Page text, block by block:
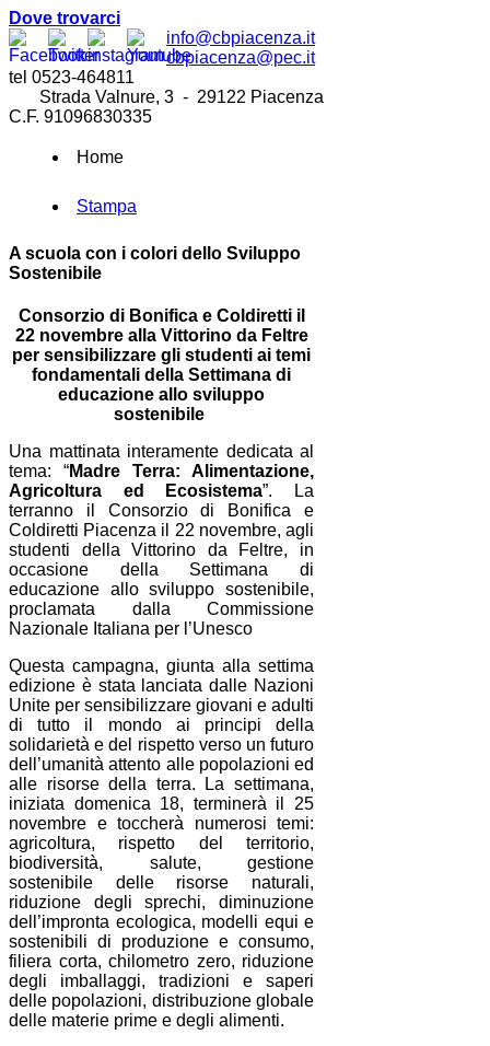
Dove trovarci
info@cbpiacenza.it
cbpiacenza@pec.it
tel 0523-464811
Strada Valnure, 3 - 29122 Piacenza
C.F. 91096830335
Home
Stampa
A scuola con i colori dello Sviluppo
Sostenibile
Consorzio di Bonifica e Coldiretti il
22 novembre alla Vittorino da Feltre
per sensibilizzare gli studenti ai temi
fondamentali della Settimana di
educazione allo sviluppo
sostenibile
Una mattinata interamente dedicata al
tema: “Madre Terra: Alimentazione,
Agricoltura ed Ecosistema”. La
terranno il Consorzio di Bonifica e
Coldiretti Piacenza il 22 novembre, agli
studenti della Vittorino da Feltre, in
occasione della Settimana di
educazione allo sviluppo sostenibile,
proclamata dalla Commissione
Nazionale Italiana per l’Unesco
Questa campagna, giunta alla settima
edizione è stata lanciata dalle Nazioni
Unite per sensibilizzare giovani e adulti
di tutto il mondo ai principi della
solidarietà e del rispetto verso un futuro
dell’umanità attento alle popolazioni ed
alle risorse della terra. La settimana,
iniziata domenica 18, terminerà il 25
novembre e toccherà numerosi temi:
agricoltura, rispetto del territorio,
biodiversità, salute, gestione
sostenibile delle risorse naturali,
riduzione degli sprechi, diminuzione
dell’impronta ecologica, modelli equi e
sostenibili di produzione e consumo,
filiera corta, chilometro zero, riduzione
degli imballaggi, tradizioni e saperi
delle popolazioni, distribuzione globale
delle materie prime e degli alimenti.